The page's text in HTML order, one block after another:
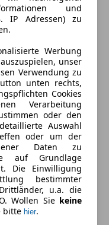
und
IP Adressen) zu
Werbung
unser
Verwendung zu
unten rechts,
Cookies
Verarbeitung
oder den
Auswahl
oder um der
Daten zu
auf Grundlage
Die Einwilligung
bestimmter
u.a. die
Wollen Sie keine
bitte hier.